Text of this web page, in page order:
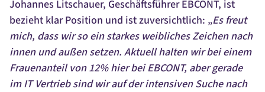
Johannes Litschauer, Geschäftsführer EBCONT, ist
bezieht klar Position und ist zuversichtlich: „Es freut
mich, dass wir so ein starkes weibliches Zeichen nach
innen und außen setzen. Aktuell halten wir bei einem
Frauenanteil von 12% hier bei EBCONT, aber gerade
im IT Vertrieb sind wir auf der intensiven Suche nach